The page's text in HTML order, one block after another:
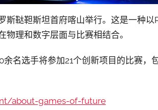
斯鞑靼斯坦首府喀山举行。这是一种
理和数字层面与比赛相结合。
名选手将参加21个创新项目的比赛，
about-games-of-future